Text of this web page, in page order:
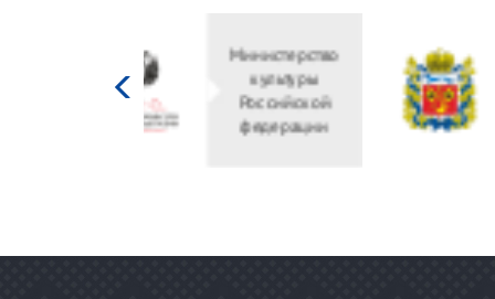
Министерство
культуры
Российской
федерации